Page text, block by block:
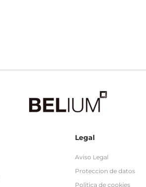
Legal
Aviso Legal
Proteccion de datos
Politica de cookies